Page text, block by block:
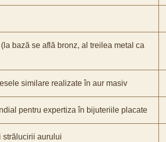
bază se află bronz, al treilea metal ca
similare realizate în aur masiv
pentru expertiza în bijuteriile placate
strălucirii aurului